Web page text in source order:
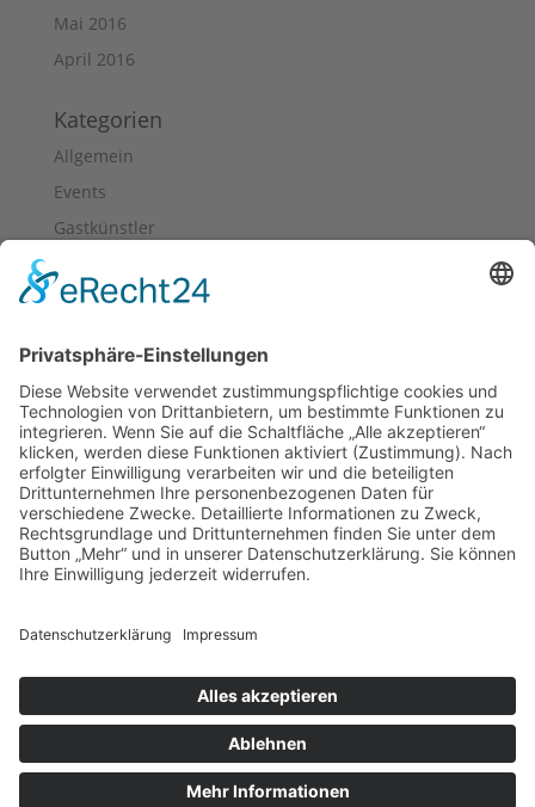
Mai 2016
April 2016
Kategorien
Allgemein
Events
Gastkünstler
Tipps & Tricks
virtuelle Ausstellung
Workshops
Zeichnen/Aquarellieren
Meta
Anmelden
Eintrags-Feed
WordPress.org
Designed by Grevy | © Copyright 2023 - Agnete